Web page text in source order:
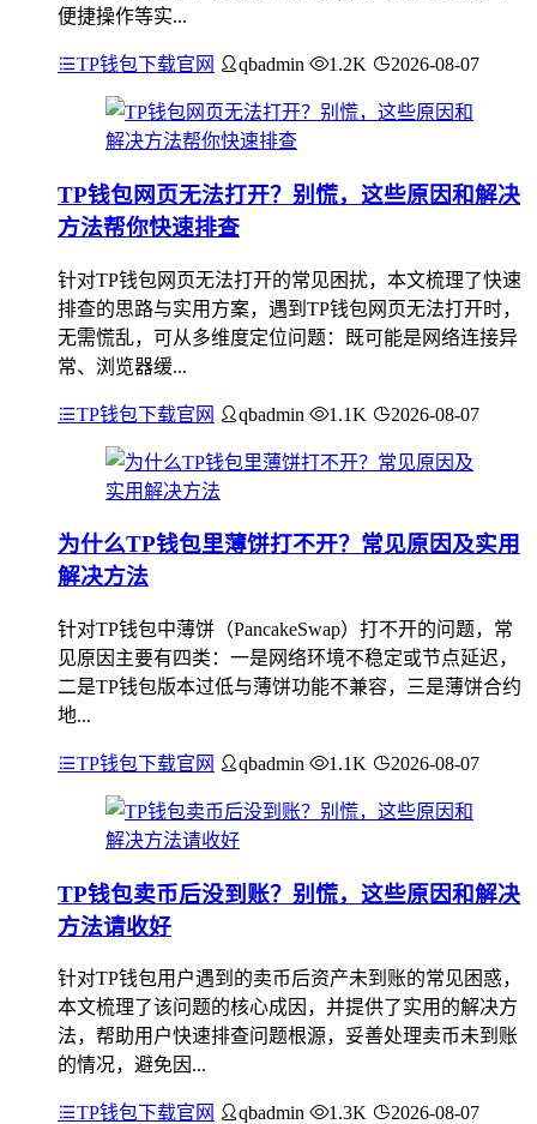
便捷操作等实...
TP钱包下载官网 qbadmin 1.2K 2026-08-07
TP钱包网页无法打开？别慌，这些原因和解决
方法帮你快速排查
针对TP钱包网页无法打开的常见困扰，本文梳理了快速
排查的思路与实用方案，遇到TP钱包网页无法打开时，
无需慌乱，可从多维度定位问题：既可能是网络连接异
常、浏览器缓...
TP钱包下载官网 qbadmin 1.1K 2026-08-07
为什么TP钱包里薄饼打不开？常见原因及实用
解决方法
针对TP钱包中薄饼（PancakeSwap）打不开的问题，常
见原因主要有四类：一是网络环境不稳定或节点延迟，
二是TP钱包版本过低与薄饼功能不兼容，三是薄饼合约
地...
TP钱包下载官网 qbadmin 1.1K 2026-08-07
TP钱包卖币后没到账？别慌，这些原因和解决
方法请收好
针对TP钱包用户遇到的卖币后资产未到账的常见困惑，
本文梳理了该问题的核心成因，并提供了实用的解决方
法，帮助用户快速排查问题根源，妥善处理卖币未到账
的情况，避免因...
TP钱包下载官网 qbadmin 1.3K 2026-08-07